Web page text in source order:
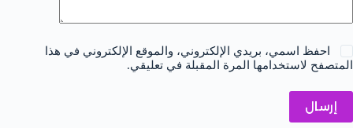
احفظ اسمي، بريدي الإلكتروني، والموقع الإلكتروني في هذا
المتصفح لاستخدامها المرة المقبلة في تعليقي.
إرسال